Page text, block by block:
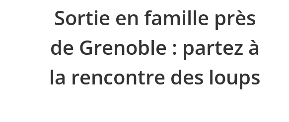
Sortie en famille près
de Grenoble : partez à
la rencontre des loups